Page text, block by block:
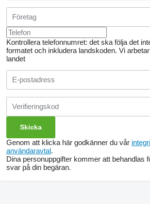
Kontrollera telefonnumret: det ska följa det
formatet och inkludera landskoden. Vi
landet
Genom att klicka här godkänner du vår
användaravtal.
Dina personuppgifter kommer att behandlas
svar på din begäran.